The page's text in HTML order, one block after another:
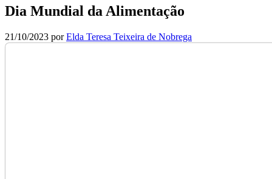
Dia Mundial da Alimentação
21/10/2023 porElda Teresa Teixeira de Nobrega